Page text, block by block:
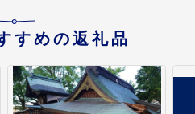
すめの返礼品